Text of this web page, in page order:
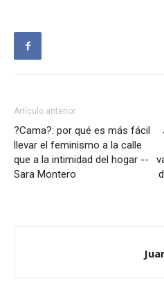
Artículo anterior
?Cama?: por qué es más fácil
llevar el feminismo a la calle
que a la intimidad del hogar --
Sara Montero